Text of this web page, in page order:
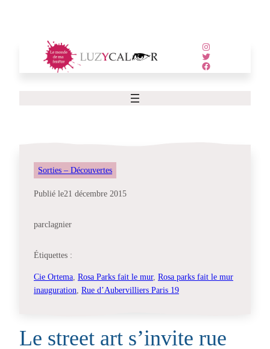
Instagram
Twitter
Facebook
Sorties – Découvertes
Publié le21 décembre 2015
parclagnier
Étiquettes :
Cie Ortema Rosa Parks fait le mur, Rosa parks fait le mur
inauguration Rue d’Aubervilliers Paris 19
Le street art s’invite rue